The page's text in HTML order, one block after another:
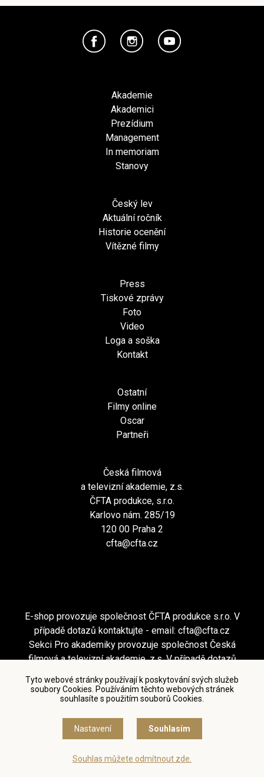
Tyto webové stránky používají k poskytování svých služeb
soubory Cookies. Používáním těchto webových stránek
souhlasíte s použitím souborů Cookies.
Nastavení Souhlasím
Souhlas můžete odmítnout zde.
Akademie
Akademici
Prezídium
Management
In memoriam
Stanovy
Český lev
Aktuální ročník
Historie ocenění
Vítězné filmy
Press
Tiskové zprávy
Foto
Video
Loga a soška
Kontakt
Ostatní
Filmy online
Oscar
Partneři
Česká filmová
a televizní akademie, z.s.
ČFTA produkce, s.r.o.
Karlovo nám. 285/19
120 00 Praha 2
cfta@cfta.cz
E-shop provozuje společnost ČFTA produkce s.r.o. V
případě dotazů kontaktujte - email: cfta@cfta.cz
Sekci Pro akademiky provozuje společnost Česká
filmová a televizní akademie, z.s. V případě dotazů
Podmínky užití a zásady ochrany osobních údajů
Nastavení cookies